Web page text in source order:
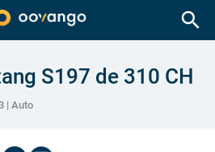
search
S197 de 310 CH
| Auto